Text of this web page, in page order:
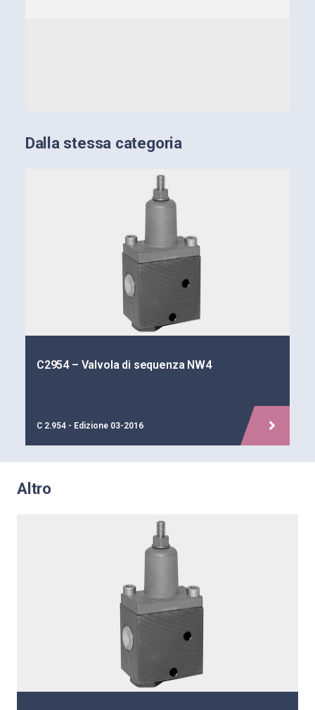
Dalla stessa categoria
C2954 – Valvola di sequenza NW4
C 2.954 - Edizione 03-2016
Altro